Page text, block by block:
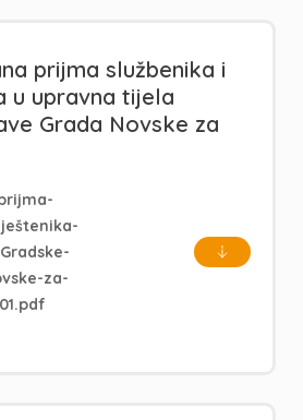
prijma službenika i
u upravna tijela
Grada Novske za
za-